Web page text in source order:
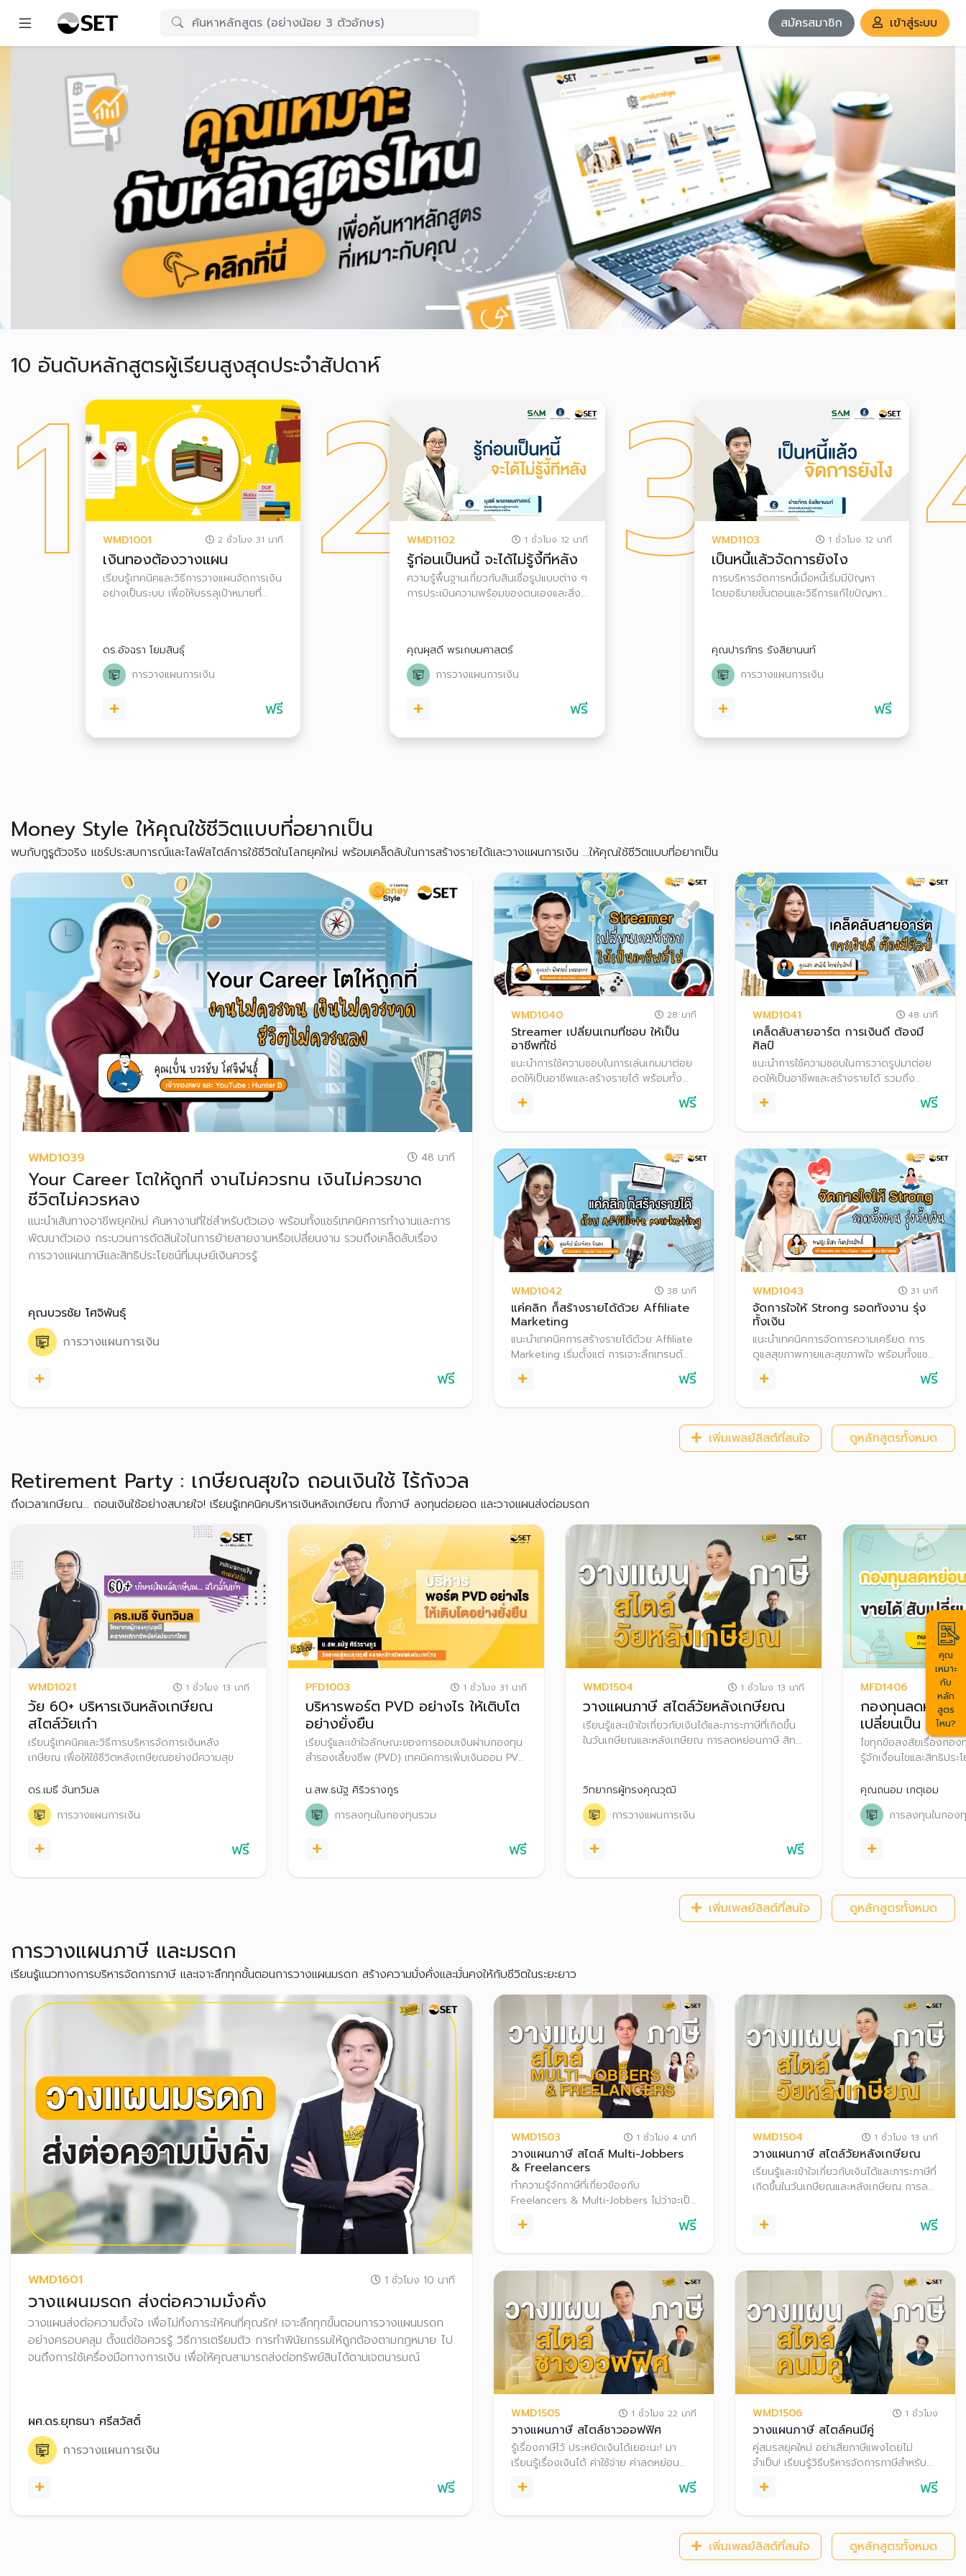
สมัครสมาชิก เข้าสู่ระบบ
10 อันดับหลักสูตรผู้เรียนสูงสุดประจำสัปดาห์
1 WMD1001 2 ชั่วโมง 31 นาที
เงินทองต้องวางแผน
เรียนรู้เทคนิคและวิธีการวางแผนจัดการเงิน
อย่างเป็นระบบ เพื่อให้บรรลุเป้าหมายที่
ดร.อัจฉรา โยมสินธุ์
การวางแผนการเงิน
ฟรี
2WMD1102 1 ชั่วโมง 12 นาที
รู้ก่อนเป็นหนี้ จะได้ไม่รู้งี้ทีหลัง
ความรู้พื้นฐานเกี่ยวกับสินเชื่อรูปแบบต่าง ๆ
การประเมินความพร้อมของตนเองและสิ่งที่
คุณผุสดี พรเกษมศาสตร์
การวางแผนการเงิน
ฟรี
3WMD1103 1 ชั่วโมง 12 นาที
เป็นหนี้แล้วจัดการยังไง
การบริหารจัดการหนี้เมื่อหนี้เริ่มมีปัญหา
โดยอธิบายขั้นตอนและวิธีการแก้ไขปัญหา
ปัญหาในอนาคต
คุณปารภัทร รังสิยานนท์
การวางแผนการเงิน
ฟรี
Money Style ให้คุณใช้ชีวิตแบบที่อยากเป็น
พบกับกูรูตัวจริง แชร์ประสบการณ์และไลฟ์สไตล์การใช้ชีวิตในโลกยุคใหม่ พร้อมเคล็ดลับในการสร้างรายได้และวางแผนการเงิน ...ให้คุณใช้ชีวิตแบบที่อยากเป็น
WMD1039 48 นาที
Your Career โตให้ถูกที่ งานไม่ควรทน เงินไม่ควรขาด
ชีวิตไม่ควรหลง
แนะนำเส้นทางอาชีพยุคใหม่ ค้นหางานที่ใช่สำหรับตัวเอง พร้อมทั้งแชร์เทคนิคการทำงานและการ
พัฒนาตัวเอง กระบวนการตัดสินใจในการย้ายสายงานหรือเปลี่ยนงาน รวมถึงเคล็ดลับเรื่อง
การวางแผนภาษีและสิทธิประโยชน์ที่มนุษย์เงินควรรู้
คุณบวรชัย โศจิพันธุ์
การวางแผนการเงิน
ฟรี
WMD1040 28 นาที
Streamer เปลี่ยนเกมที่ชอบ ให้เป็น
อาชีพที่ใช่
แนะนำการใช้ความชอบในการเล่นเกมมาต่อย
อดให้เป็นอาชีพและสร้างรายได้ พร้อมทั้ง
อธิบายเทคนิคการ Live Stream การเตรียม
อุปกรณ์ และการสร้างรายได้จากการเป็น
Streamer
ฟรี
WMD1041 48 นาที
เคล็ดลับสายอาร์ต การเงินดี ต้องมี
ศิลป์
แนะนำการใช้ความชอบในการวาดรูปมาต่อย
อดให้เป็นอาชีพและสร้างรายได้ รวมถึง
ธุรกิจมือใหม่ เคล็ดลับการปั้นธุรกิจสู่ความฟรี
WMD1042 38 นาที
แค่คลิก ก็สร้างรายได้ด้วย Affiliate
Marketing
แนะนำเทคนิคการสร้างรายได้ด้วย Affiliate
Marketing เริ่มตั้งแต่ การเจาะลึกเทรนด์
Marketing พร้อมทั้งแชร์ประสบการณ์เกี่ยว
ฟรี
WMD1043 31 นาที
จัดการใจให้ Strong รอดทั้งงาน รุ่ง
ทั้งเงิน
แนะนำเทคนิคการจัดการความเครียด การ
ดูแลสุขภาพกายและสุขภาพใจ พร้อมทั้งแชร์
ความเครียด รวมถึงเทคนิคการดูแลสุขภาพ
ฟรี
เพิ่มเพลย์ลิสต์ที่สนใจ ดูหลักสูตรทั้งหมด
Retirement Party : เกษียณสุขใจ ถอนเงินใช้ ไร้กังวล
ถึงเวลาเกษียณ... ถอนเงินใช้อย่างสบายใจ! เรียนรู้เทคนิคบริหารเงินหลังเกษียณ ทั้งภาษี ลงทุนต่อยอด และวางแผนส่งต่อมรดก
WMD1021 1 ชั่วโมง 13 นาที
วัย 60+ บริหารเงินหลังเกษียณ
สไตล์วัยเก๋า
เรียนรู้เทคนิคและวิธีการบริหารจัดการเงินหลัง
เกษียณ เพื่อให้ใช้ชีวิตหลังเกษียณอย่างมีความสุข
ดร.เมธี จันทวิมล
การวางแผนการเงิน
ฟรี
PFD1003 1 ชั่วโมง 31 นาที
บริหารพอร์ต PVD อย่างไร ให้เติบโต
อย่างยั่งยืน
เรียนรู้และเข้าใจลักษณะของการออมเงินผ่านกองทุน
สำรองเลี้ยงชีพ (PVD) เทคนิคการเพิ่มเงินออม PVD
ออม PVD กรณีเกษียณอายุหรือออกจากกองทุน
สำรองเลี้ยงชีพ
น.สพ.ธนัฐ ศิริวรางกูร
การลงทุนในกองทุนรวม
ฟรี
WMD1504 1 ชั่วโมง 13 นาที
วางแผนภาษี สไตล์วัยหลังเกษียณ
เรียนรู้และเข้าใจเกี่ยวกับเงินได้และภาระภาษีที่เกิดขึ้น
ในวันเกษียณและหลังเกษียณ การลดหย่อนภาษี สิทธิ
วิทยากรผู้ทรงคุณวุฒิ
การวางแผนการเงิน
ฟรี
MFD1406
กองทุนลดหย่อน
เปลี่ยนเป็น
ไขทุกข้อสงสัยเรื่องกอ
รู้จักเงื่อนไขและสิทธิปร
คุณถนอม เกตุเอม
การลงทุนในกอง
เพิ่มเพลย์ลิสต์ที่สนใจ ดูหลักสูตรทั้งหมด
การวางแผนภาษี และมรดก
เรียนรู้แนวทางการบริหารจัดการภาษี และเจาะลึกทุกขั้นตอนการวางแผนมรดก สร้างความมั่งคั่งและมั่นคงให้กับชีวิตในระยะยาว
WMD1601 1 ชั่วโมง 10 นาที
วางแผนมรดก ส่งต่อความมั่งคั่ง
วางแผนส่งต่อความตั้งใจ เพื่อไม่ทิ้งภาระให้คนที่คุณรัก! เจาะลึกทุกขั้นตอนการวางแผนมรดก
อย่างครอบคลุม ตั้งแต่ข้อควรรู้ วิธีการเตรียมตัว การทำพินัยกรรมให้ถูกต้องตามกฎหมาย ไป
จนถึงการใช้เครื่องมือทางการเงิน เพื่อให้คุณสามารถส่งต่อทรัพย์สินได้ตามเจตนารมณ์
ผศ.ดร.ยุทธนา ศรีสวัสดิ์
การวางแผนการเงิน
ฟรี
WMD1503 1 ชั่วโมง 4 นาที
วางแผนภาษี สไตล์ Multi-Jobbers
& Freelancers
ทำความรู้จักภาษีที่เกี่ยวข้องกับ
Freelancers & Multi-Jobbers ไม่ว่าจะเป็น
ภาษีเงินได้บุคคลธรรมดา ภาษีหัก ณ ที่จ่าย
และภาษีมูลค่าเพิ่ม (VAT) พร้อมแนวทางการ
ฟรี
WMD1504 1 ชั่วโมง 13 นาที
วางแผนภาษี สไตล์วัยหลังเกษียณ
เรียนรู้และเข้าใจเกี่ยวกับเงินได้และภาระภาษีที่
เกิดขึ้นในวันเกษียณและหลังเกษียณ การลด
อายุ เพื่อการวางแผนภาษีให้ถูกต้องและ
เหมาะสม
ฟรี
WMD1505 1 ชั่วโมง 22 นาที
วางแผนภาษี สไตล์ชาวออฟฟิศ
รู้เรื่องภาษีไว้ ประหยัดเงินได้เยอะนะ! มา
เรียนรู้เรื่องเงินได้ ค่าใช้จ่าย ค่าลดหย่อน
และสิทธิประโยชน์ทางภาษี เพื่อวางแผนภาษี
แบบง่าย ๆ สไตล์มนุษย์เงินเดือนกันเถอะฟรี
WMD1506 1 ชั่วโมง
วางแผนภาษี สไตล์คนมีคู่
คู่สมรสยุคใหม่ อย่าเสียภาษีแพงโดยไม่
จำเป็น! เรียนรู้วิธีบริหารจัดการภาษีสำหรับคู่
สมรส เข้าใจประเภทเงินได้ ค่าใช้จ่าย ค่าลด
หย่อน สิทธิประโยชน์ทางภาษี และเทคนิคการ
ฟรี
เพิ่มเพลย์ลิสต์ที่สนใจ ดูหลักสูตรทั้งหมด
คุณ
เหมาะ
กับ
หลัก
สูตร
ไหน?